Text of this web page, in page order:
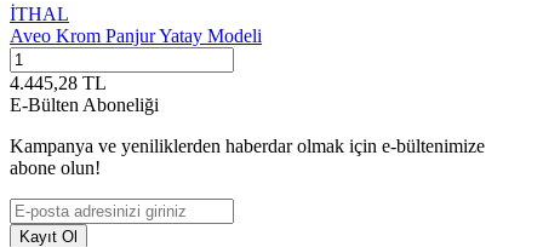
İTHAL
Aveo Krom Panjur Yatay Modeli
4.445,28 TL
E-Bülten Aboneliği
Kampanya ve yeniliklerden haberdar olmak için e-bültenimize
abone olun!
Kayıt Ol